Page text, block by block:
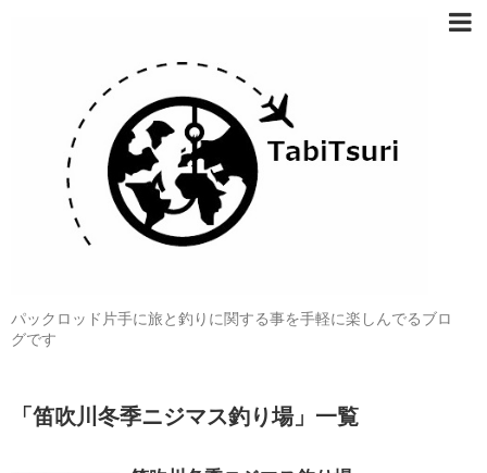
パックロッド片手に旅と釣りに関する事を手軽に楽しんでるブロ
グです
「 笛吹川冬季ニジマス釣り場」 一覧